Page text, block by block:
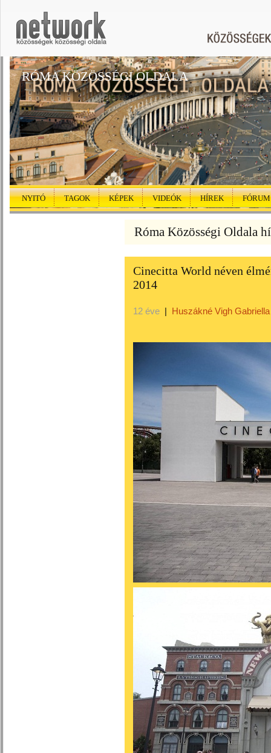
RÓMA KÖZÖSSÉGI OLDALA
NYITÓ TAGOK KÉPEK VIDEÓK HÍREK FÓRUM
Róma Közösségi Oldala
Cinecitta World néven
2014
12 éve | Huszákné Vigh Gabriella